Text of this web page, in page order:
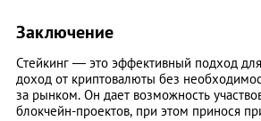
Заключение
Стейкинг — это эффективный подход для
доход от криптовалюты без
за рынком. Он дает возможность
блокчейн-проектов, при этом принося